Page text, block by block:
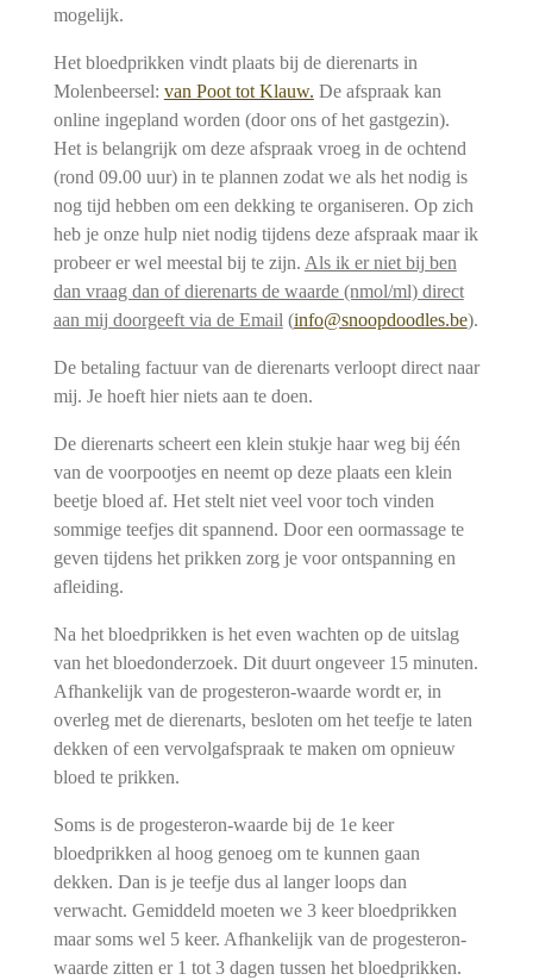
mogelijk.
Het bloedprikken vindt plaats bij de dierenarts in
Molenbeersel: van Poot tot Klauw. De afspraak kan
online ingepland worden (door ons of het gastgezin).
Het is belangrijk om deze afspraak vroeg in de ochtend
(rond 09.00 uur) in te plannen zodat we als het nodig is
nog tijd hebben om een dekking te organiseren. Op zich
heb je onze hulp niet nodig tijdens deze afspraak maar ik
probeer er wel meestal bij te zijn. Als ik er niet bij ben
dan vraag dan of dierenarts de waarde (nmol/ml) direct
aan mij doorgeeft via de Email (info@snoopdoodles.be).
De betaling factuur van de dierenarts verloopt direct naar
mij. Je hoeft hier niets aan te doen.
De dierenarts scheert een klein stukje haar weg bij één
van de voorpootjes en neemt op deze plaats een klein
beetje bloed af. Het stelt niet veel voor toch vinden
sommige teefjes dit spannend. Door een oormassage te
geven tijdens het prikken zorg je voor ontspanning en
afleiding.
Na het bloedprikken is het even wachten op de uitslag
van het bloedonderzoek. Dit duurt ongeveer 15 minuten.
Afhankelijk van de progesteron-waarde wordt er, in
overleg met de dierenarts, besloten om het teefje te laten
dekken of een vervolgafspraak te maken om opnieuw
bloed te prikken.
Soms is de progesteron-waarde bij de 1e keer
bloedprikken al hoog genoeg om te kunnen gaan
dekken. Dan is je teefje dus al langer loops dan
verwacht. Gemiddeld moeten we 3 keer bloedprikken
maar soms wel 5 keer. Afhankelijk van de progesteron-
waarde zitten er 1 tot 3 dagen tussen het bloedprikken.